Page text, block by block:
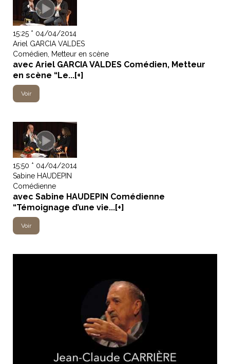
15:25 * 04/04/2014
Ariel GARCIA VALDES
Comédien, Metteur en scène
avec Ariel GARCIA VALDES Comédien, Metteur
en scène “Le...[+]
Voir
15:50 * 04/04/2014
Sabine HAUDEPIN
Comédienne
avec Sabine HAUDEPIN Comédienne
“Témoignage d’une vie...[+]
Voir